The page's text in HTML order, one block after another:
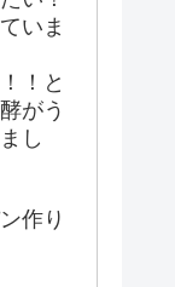
いま
！と
がう
し
作り